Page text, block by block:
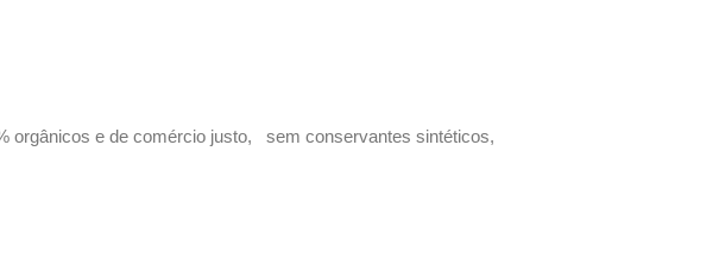
orgânicos e de comércio justo, sem conservantes sintéticos,